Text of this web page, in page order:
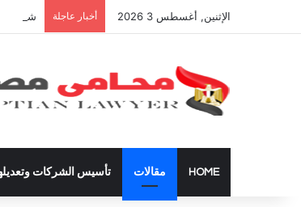
الإثنين, أغسطس 3 2026 أخبار عاجلة شراء
HOME مقالات تأسيس الشركات